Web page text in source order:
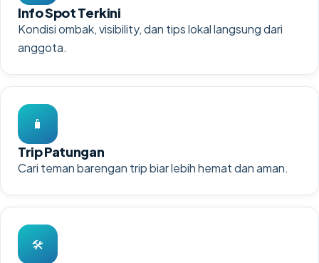
Info Spot Terkini
Kondisi ombak, visibility, dan tips lokal langsung dari
anggota.
🧳
Trip Patungan
Cari teman barengan trip biar lebih hemat dan aman.
🛠️